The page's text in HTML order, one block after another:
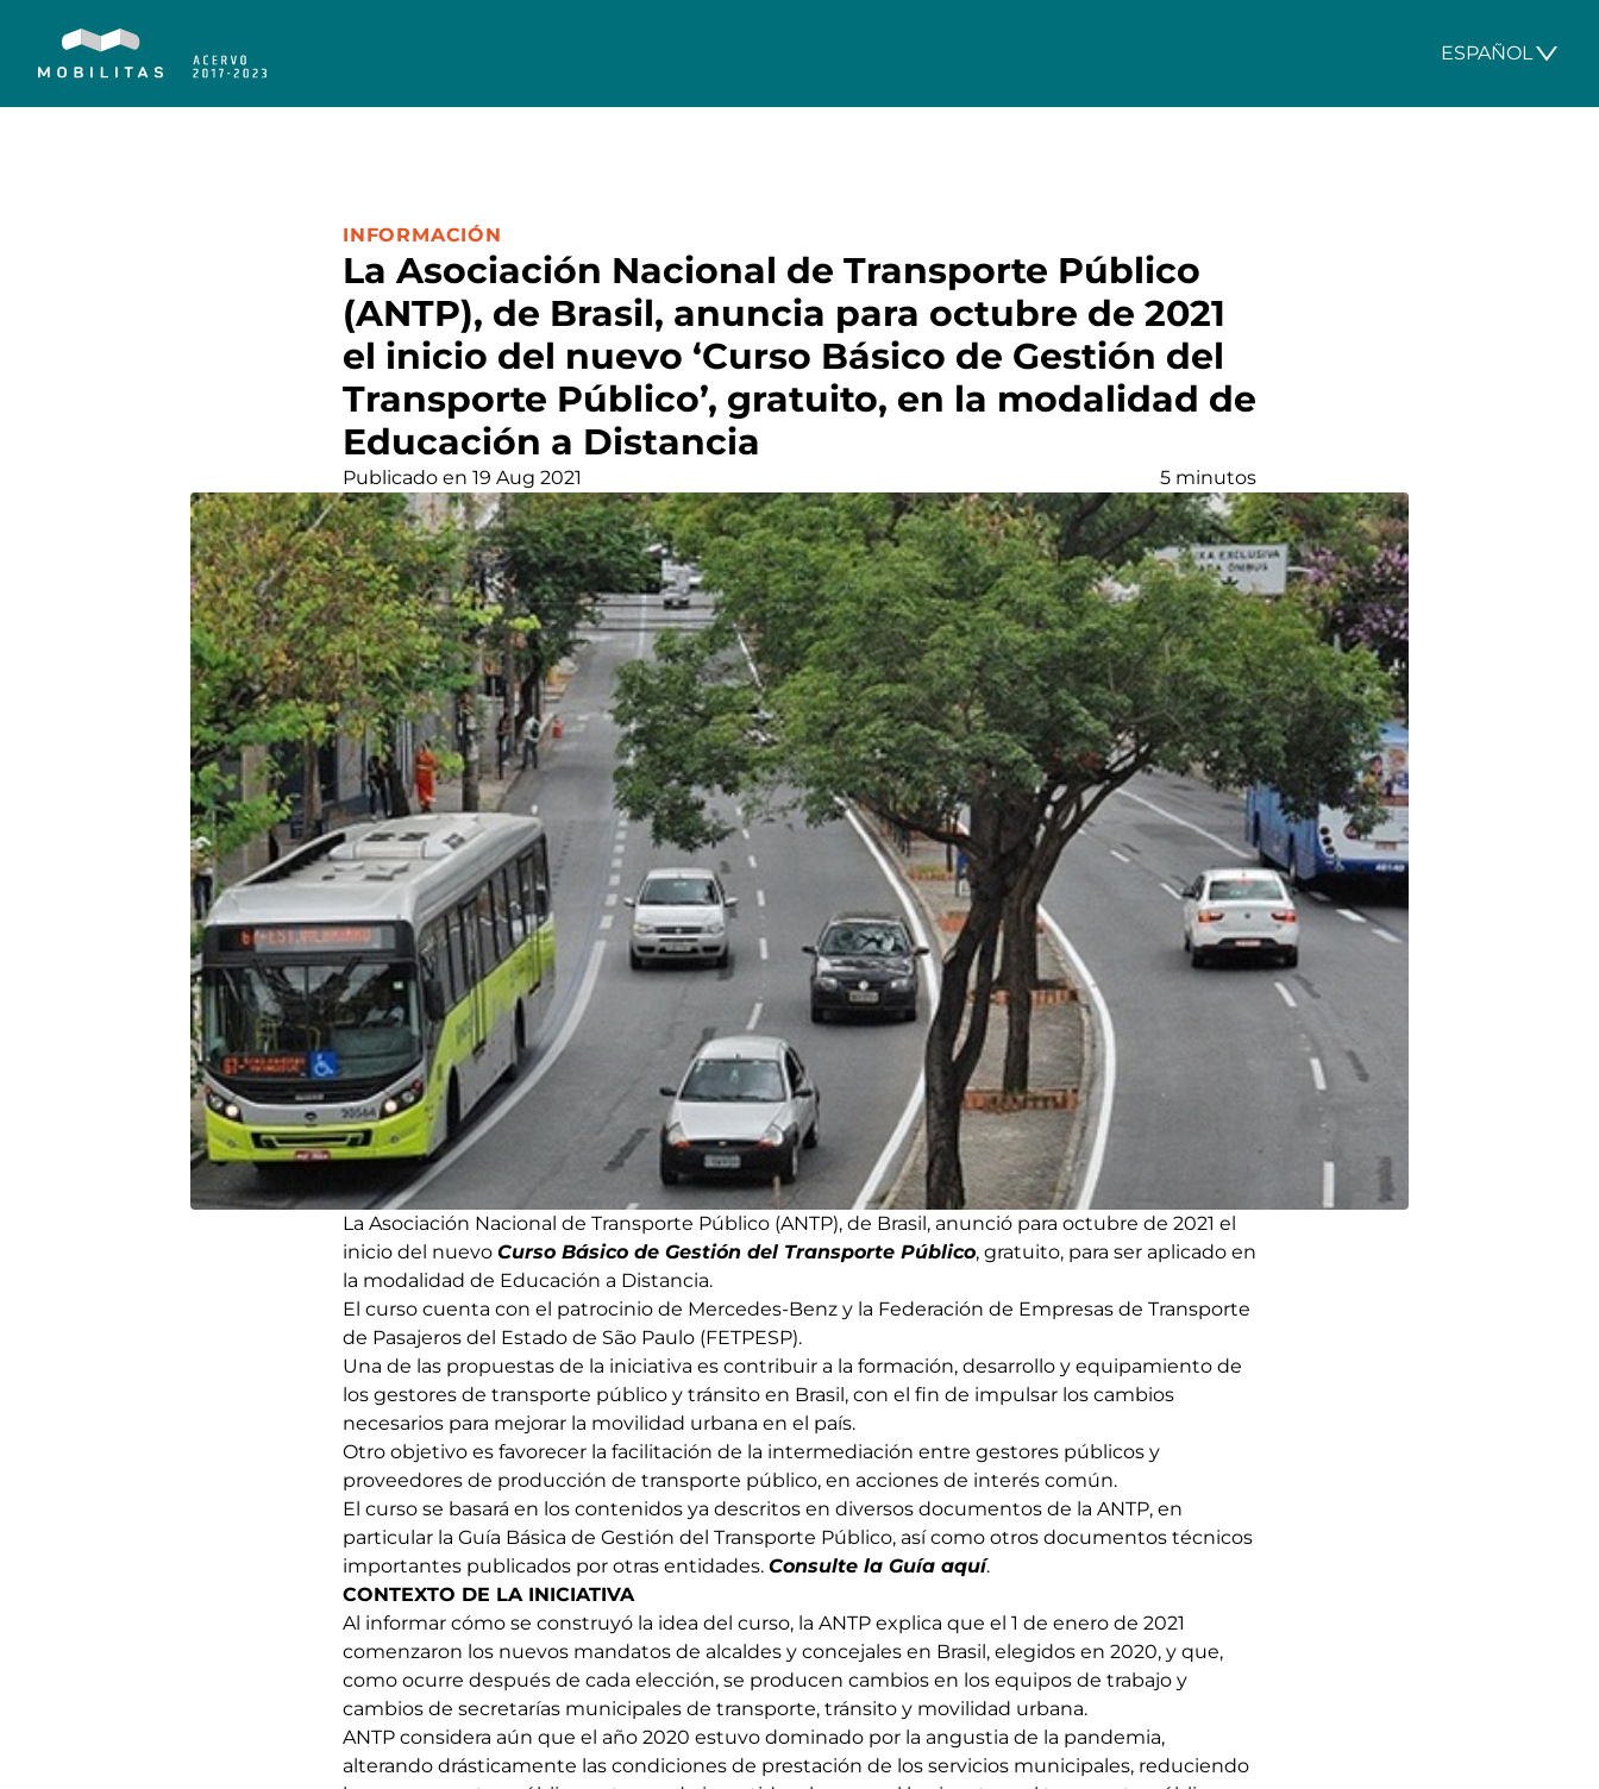
ESPAÑOL
La Asociación Nacional de Transporte Público
(ANTP), de Brasil, anuncia para octubre de 2021
el inicio del nuevo ‘Curso Básico de Gestión del
Transporte Público’, gratuito, en la modalidad de
Educación a Distancia
CATEGORÍA:
INFORMACIÓN
Publicado en 19 Aug 2021 5 minutos
La Asociación Nacional de Transporte Público (ANTP), de Brasil, anunció para octubre de 2021 el
inicio del nuevo Curso Básico de Gestión del Transporte Público, gratuito, para ser aplicado en
la modalidad de Educación a Distancia.
El curso cuenta con el patrocinio de Mercedes-Benz y la Federación de Empresas de Transporte
de Pasajeros del Estado de São Paulo (FETPESP).
Una de las propuestas de la iniciativa es contribuir a la formación, desarrollo y equipamiento de
los gestores de transporte público y tránsito en Brasil, con el fin de impulsar los cambios
necesarios para mejorar la movilidad urbana en el país.
Otro objetivo es favorecer la facilitación de la intermediación entre gestores públicos y
proveedores de producción de transporte público, en acciones de interés común.
El curso se basará en los contenidos ya descritos en diversos documentos de la ANTP, en
particular la Guía Básica de Gestión del Transporte Público, así como otros documentos técnicos
importantes publicados por otras entidades. Consulte la Guía aquí.
CONTEXTO DE LA INICIATIVA
Al informar cómo se construyó la idea del curso, la ANTP explica que el 1 de enero de 2021
comenzaron los nuevos mandatos de alcaldes y concejales en Brasil, elegidos en 2020, y que,
como ocurre después de cada elección, se producen cambios en los equipos de trabajo y
cambios de secretarías municipales de transporte, tránsito y movilidad urbana.
ANTP considera aún que el año 2020 estuvo dominado por la angustia de la pandemia,
alterando drásticamente las condiciones de prestación de los servicios municipales, reduciendo